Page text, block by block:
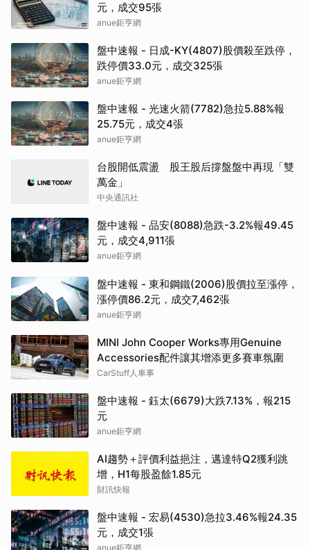
元，成交95張
anue鉅亨網
盤中速報 - 日成-KY(4807)股價殺至跌停，
跌停價33.0元，成交325張
anue鉅亨網
盤中速報 - 光速火箭(7782)急拉5.88%報
25.75元，成交4張
anue鉅亨網
台股開低震盪 股王股后撐盤盤中再現「雙
萬金」
中央通訊社
盤中速報 - 品安(8088)急跌-3.2%報49.45
元，成交4,911張
anue鉅亨網
盤中速報 - 東和鋼鐵(2006)股價拉至漲停，
漲停價86.2元，成交7,462張
anue鉅亨網
MINI John Cooper Works專用Genuine
Accessories配件讓其增添更多賽車氛圍
CarStuff人車事
盤中速報 - 鈺太(6679)大跌7.13%，報215
元
anue鉅亨網
AI趨勢＋評價利益挹注，邁達特Q2獲利跳
增，H1每股盈餘1.85元
財訊快報
盤中速報 - 宏易(4530)急拉3.46%報24.35
元，成交1張
anue鉅亨網